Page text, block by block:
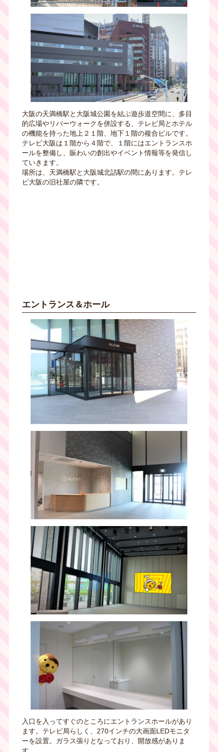
大阪の天満橋駅と大阪城公園を結ぶ遊歩道空間に、多目
的広場やリバーウォークを併設する、テレビ局とホテル
の機能を持った地上２１階、地下１階の複合ビルです。
テレビ大阪は１階から４階で、１階にはエントランスホ
ールを整備し、賑わいの創出やイベント情報等を発信し
ていきます。
場所は、天満橋駅と大阪城北詰駅の間にあります。テレ
ビ大阪の旧社屋の隣です。
エントランス＆ホール
入口を入ってすぐのところにエントランスホールがあり
ます。テレビ局らしく、 270インチの大画面LEDモニタ
ーを設置。 ガラス張りとなっており、開放感がありま
す。